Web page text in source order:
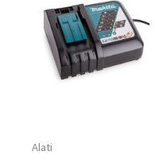
Alati